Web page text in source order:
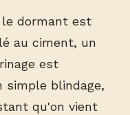
le dormant est
au ciment, un
est
simple blindage,
qu'on vient